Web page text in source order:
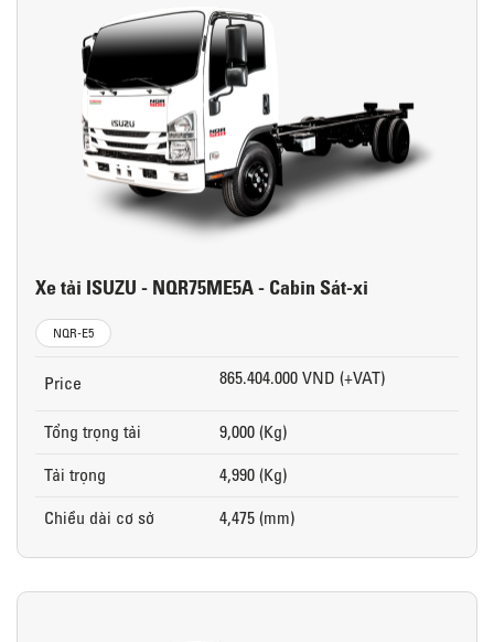
Xe tải ISUZU - NQR75ME5A - Cabin Sát-xi
NQR-E5
Price 865.404.000 VND (+VAT)
Tổng trọng tải
9,000 (Kg)
Tải trọng
4,990 (Kg)
Chiều dài cơ sở
4,475 (mm)